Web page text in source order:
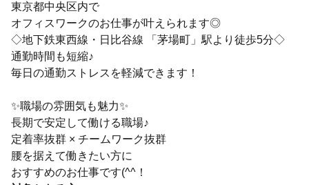
東京都中央区内で
オフィスワークのお仕事が叶えられます◎
◇地下鉄東西線・日比谷線 「茅場町」駅より徒歩5分◇
通勤時間も短縮♪
毎日の通勤ストレスを軽減できます！
✨職場の雰囲気も魅力✨
長期で安定して働ける職場♪
定着率抜群 × チームワーク抜群
腰を据えて働きたい方に
おすすめのお仕事です(^^！